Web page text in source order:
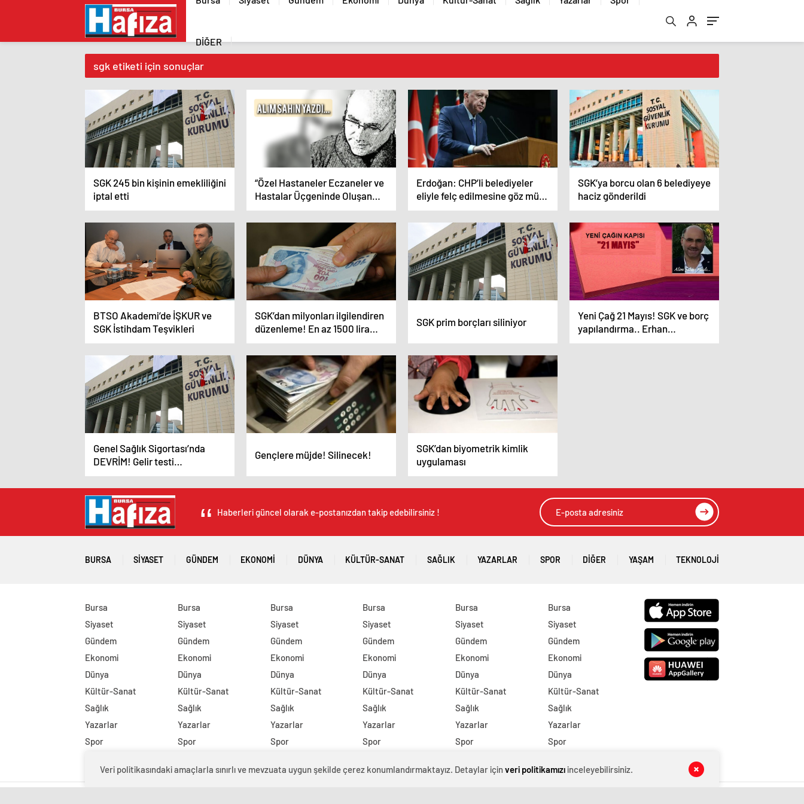
DİĞER
sgk etiketi için sonuçlar
SGK 245 bin kişinin emekliliğini
iptal etti
“Özel Hastaneler Eczaneler ve
Hastalar Üçgeninde Oluşan
Şikayetler Ve Dönen Dolaplar !
Erdoğan: CHP’li belediyeler
eliyle felç edilmesine göz mü
yumalım?
SGK’ya borcu olan 6 belediyeye
haciz gönderildi
BTSO Akademi’de İŞKUR ve
SGK İstihdam Teşvikleri
SGK’dan milyonları ilgilendiren
düzenleme! En az 1500 lira
olacak
SGK prim borçları siliniyor
Yeni Çağ 21 Mayıs! SGK ve borç
yapılandırma.. Erhan
Karaca’dan…
Genel Sağlık Sigortası’nda
DEVRİM! Gelir testi
zorunluluğu…
Gençlere müjde! Silinecek!
SGK’dan biyometrik kimlik
uygulaması
Haberleri güncel olarak e-postanızdan takip edebilirsiniz !
BURSA SIYASET GÜNDEM EKONOMI DÜNYA KÜLTÜR-SANAT SAĞLIK YAZARLAR SPOR DİĞER YAŞAM TEKNOLOJI
Bursa
Siyaset
Gündem
Ekonomi
Dünya
Kültür-Sanat
Sağlık
Yazarlar
Spor
Bursa
Siyaset
Gündem
Ekonomi
Dünya
Kültür-Sanat
Sağlık
Yazarlar
Spor
Bursa
Siyaset
Gündem
Ekonomi
Dünya
Kültür-Sanat
Sağlık
Yazarlar
Spor
Bursa
Siyaset
Gündem
Ekonomi
Dünya
Kültür-Sanat
Sağlık
Yazarlar
Spor
Bursa
Siyaset
Gündem
Ekonomi
Dünya
Kültür-Sanat
Sağlık
Yazarlar
Spor
Bursa
Siyaset
Gündem
Ekonomi
Dünya
Kültür-Sanat
Sağlık
Yazarlar
Spor
Veri politikasındaki amaçlarla sınırlı ve mevzuata uygun şekilde çerez konumlandırmaktayız. Detaylar için veri politikamızıinceleyebilirsiniz.